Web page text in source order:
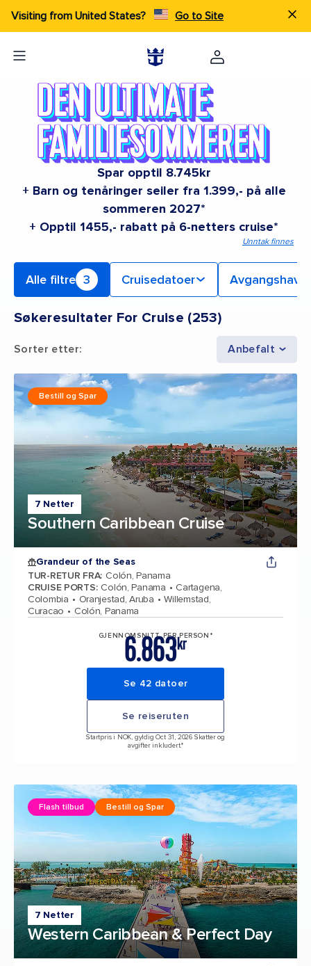
Visiting from United States? Go to Site
Spar opptil 8.745kr
+ Barn og tenåringer seiler fra 1.399,- på alle
sommeren 2027*
+ Opptil 1455,- rabatt på 6-netters cruise*
Unntak finnes
Alle filtre 3 Cruisedatoer Avgangshavn
Søkeresultater For Cruise (253)
Sorter etter: Anbefalt
7 Netter
Southern Caribbean Cruise
Bestill og Spar
Grandeur of the Seas
TUR-RETUR FRA: Colón, Panama
CRUISE PORTS: Colón, Panama
Cartagena,
Colombia
Oranjestad, Aruba
Willemstad,
Curacao
Colón, Panama
GJENNOMSNITT PER PERSON*
kr
6.863
Se 42 datoer
Se reiseruten
Startpris i NOK, gyldig Oct 31, 2026 Skatter og
avgifter inkludert.*
7 Netter
Western Caribbean & Perfect Day
Flash tilbud Bestill og Spar